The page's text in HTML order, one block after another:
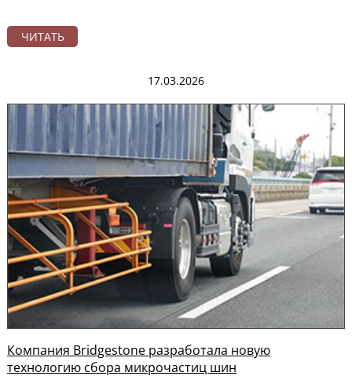
ЧИТАТЬ
17.03.2026
Компания Bridgestone разработала новую
технологию сбора микрочастиц шин